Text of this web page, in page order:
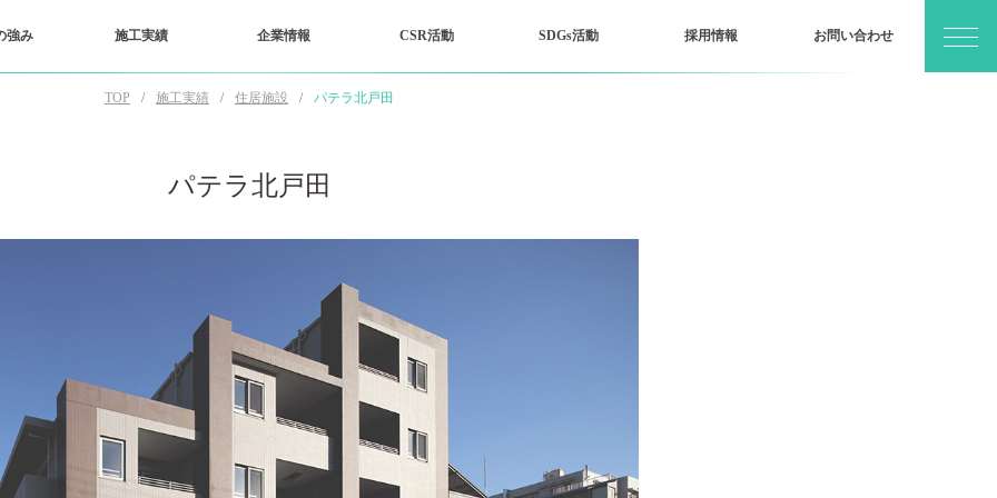
強み 施工実績 企業情報 CSR活動 SDGs活動 採用情報 お問い合わせ
TOP 施工実績 住居施設 パテラ北戸田‎
パテラ北戸田‎